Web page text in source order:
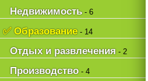
Недвижимость- 6
✅ Образование- 14
Отдых и развлечения - 2
Производство- 4